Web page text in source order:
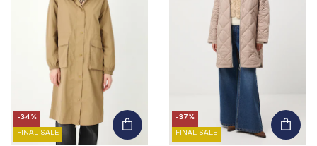
-34%
FINAL SALE
-37%
FINAL SALE